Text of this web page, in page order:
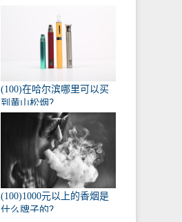
(100)在哈尔滨哪里可以买
到黄山松烟？
(100)1000元以上的香烟是
什么牌子的？